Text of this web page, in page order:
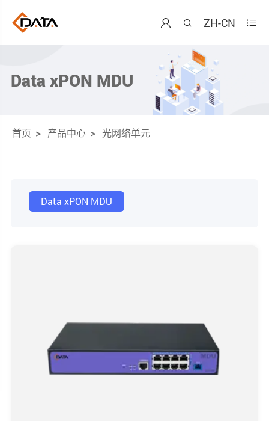
  ZH-CN 
Data xPON MDU
首页 产品中心 光网络单元
Data xPON MDU